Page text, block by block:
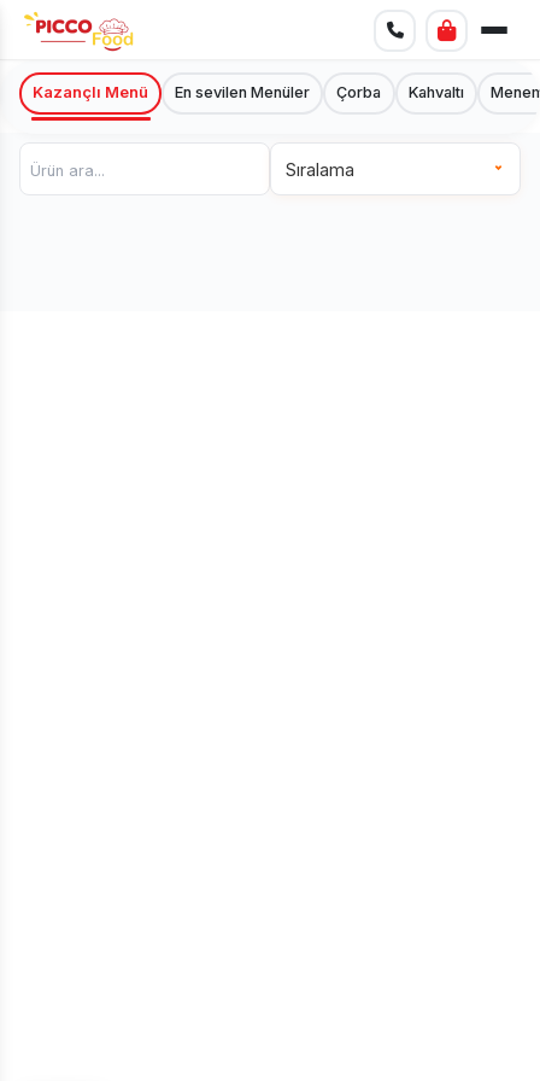
Kazançlı Menü En sevilen Menüler Çorba Kahvaltı
Sıralama